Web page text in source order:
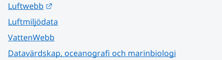
Luftwebb
Luftmiljödata
VattenWebb
Datavärdskap, oceanografi och marinbiologi